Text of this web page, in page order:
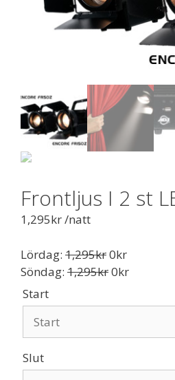
Frontljus I 2 st
1,295kr/natt
Lördag: 1,295kr0kr
Söndag: 1,295kr0kr
Start
Slut